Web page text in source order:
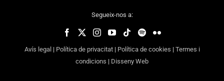
Segueix-nos a:
Avís legal | Política de privacitat| Política de cookies | Termes i
condicions | Disseny Web